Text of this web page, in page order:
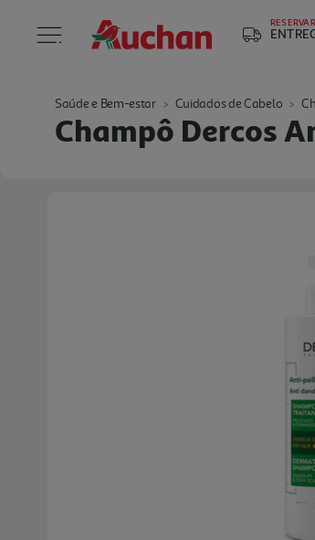
RESERVAR
Saúde e Bem-estar Cuidados de Cabelo
Champô Dercos